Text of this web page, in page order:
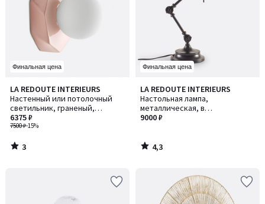
Финальная цена
LA REDOUTE INTERIEURS
Настенный или потолочный
светильник, граненый,
керамика и опаловое стекло,
HOLI / ХОЛИ
7500 ₽-15%
6375 ₽
3
/
5
3
/
Финальная цена
LA REDOUTE INTERIEURS
Настольная лампа,
металлическая, в
индустриальном стиле, Kikan /
9000 ₽
4,3
/ 5
4,3
/